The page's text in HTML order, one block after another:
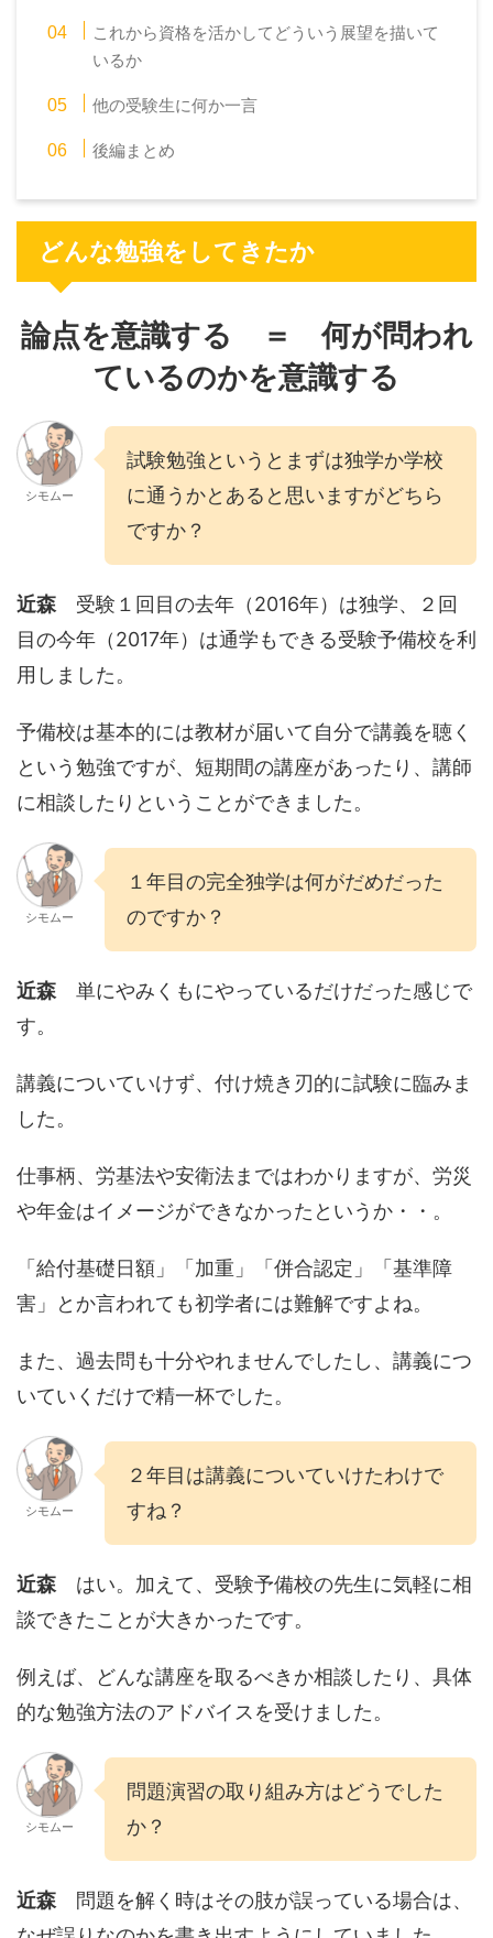
これから資格を活かしてどういう展望を描いて
いるか
他の受験生に何か一言
後編まとめ
どんな勉強をしてきたか
論点を意識する ＝ 何が問われ
ているのかを意識する
シモムー
試験勉強というとまずは独学か学校
に通うかとあると思いますがどちら
ですか？
近森受験１回目の去年（2016年）は独学、２回
目の今年（2017年）は通学もできる受験予備校を利
用しました。
予備校は基本的には教材が届いて自分で講義を聴く
という勉強ですが、短期間の講座があったり、講師
に相談したりということができました。
シモムー
１年目の完全独学は何がだめだった
のですか？
近森単にやみくもにやっているだけだった感じで
す。
講義についていけず、付け焼き刃的に試験に臨みま
した。
仕事柄、労基法や安衛法まではわかりますが、労災
や年金はイメージができなかったというか・・。
「給付基礎日額」「加重」「併合認定」「基準障
害」とか言われても初学者には難解ですよね。
また、過去問も十分やれませんでしたし、講義につ
いていくだけで精一杯でした。
シモムー
２年目は講義についていけたわけで
すね？
近森はい。加えて、受験予備校の先生に気軽に相
談できたことが大きかったです。
例えば、どんな講座を取るべきか相談したり、具体
的な勉強方法のアドバイスを受けました。
シモムー
問題演習の取り組み方はどうでした
か？
近森問題を解く時はその肢が誤っている場合は、